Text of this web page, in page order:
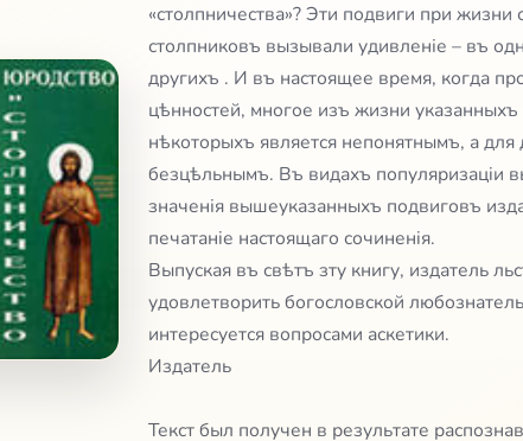
«столпничества»? Эти подвиги при
столпниковъ вызывали удивленіе – въ
другихъ . И въ настоящее время, когда
цѣнностей, многое изъ жизни
нѣкоторыхъ является непонятнымъ, а
безцѣльнымъ. Въ видахъ популяризацiи
значенія вышеуказанныхъ подвиговъ
печатанiе настоящаго сочиненiя.
Выпуская въ свѣтъ зту книгу, издатель
удовлетворить богословской
интересуется вопросами аскетики.
Издатель
Текст был получен в результате